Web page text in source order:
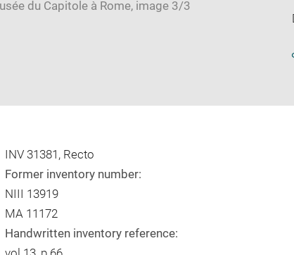
INV 31381, Recto
Former inventory number:
NIII 13919
MA 11172
Handwritten inventory reference: